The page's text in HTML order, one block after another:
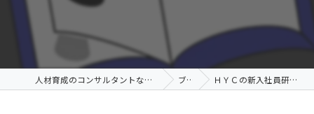
人材育成のコンサルタントなら合同会社Help Your Career ブログ ＨＹＣの新入社員研修２「目的と目標」